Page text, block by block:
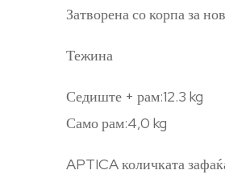
Затворена со корпа за
Тежина
Седиште + рам:12.3 kg
Само рам:4,0 kg
APTICA количката